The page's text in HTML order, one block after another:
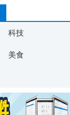
科技
美食